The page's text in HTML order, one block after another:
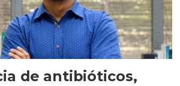
de antibióticos,